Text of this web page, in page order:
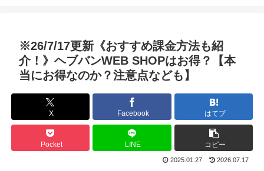
※26/7/17更新《おすすめ課金方法も紹
介！》ヘブバンWEB SHOPはお得？【本
当にお得なのか？注意点なども】
X Facebook はてブ
Pocket LINE コピー
2025.01.27 2026.07.17